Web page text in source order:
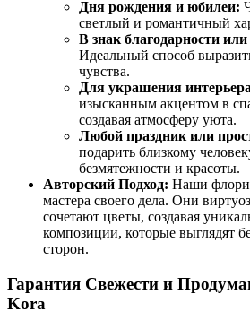
Дня рождения и юбилеи:
светлый и романтичный
В знак благодарности
Идеальный способ
чувства.
Для украшения
изысканным акцентом в
создавая атмосферу уюта.
Любой праздник или
подарить близкому
безмятежности и красоты.
Авторский Подход: Наши
мастера своего дела. Они
сочетают цветы, создавая
композиции, которые выглядят
сторон.
Гарантия Свежести и
Kora